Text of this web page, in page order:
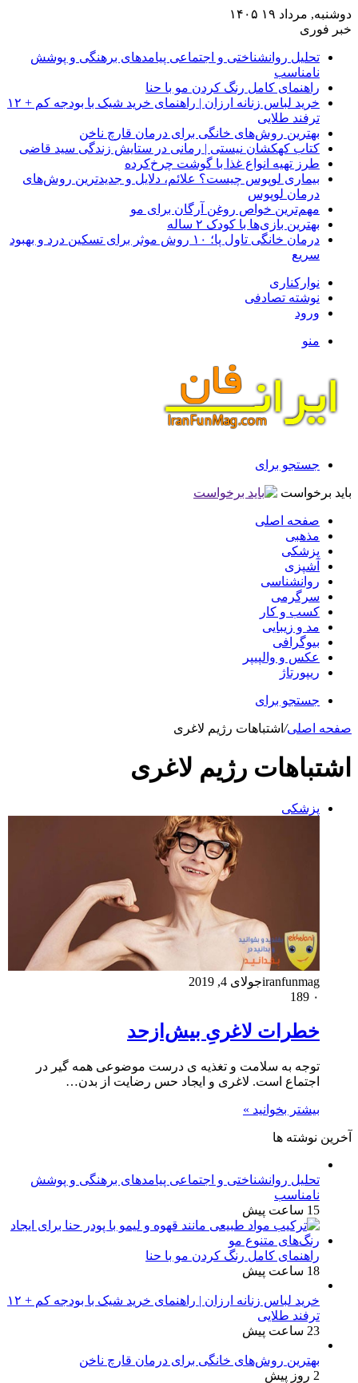
دوشنبه, مرداد ۱۹ ۱۴۰۵
خبر فوری
تحلیل روانشناختی و اجتماعی پیامدهای برهنگی و پوشش
نامناسب
راهنمای کامل رنگ کردن مو با حنا
خرید لباس زنانه ارزان | راهنمای خرید شیک با بودجه کم + ۱۲
ترفند طلایی
بهترین روش‌های خانگی برای درمان قارچ ناخن
کتاب کهکشان نیستی | رمانی در ستایش زندگی سید قاضی
طرز تهیه انواع غذا با گوشت چرخ‌کرده
بیماری لوپوس چیست؟ علائم، دلایل و جدیدترین روش‌های
درمان لوپوس
مهم‌ترین خواص روغن آرگان برای مو
بهترین بازی‌ها با کودک ۲ ساله
درمان خانگی تاول پا؛ ۱۰ روش موثر برای تسکین درد و بهبود
سریع
نوارکناری
نوشته تصادفی
ورود
منو
جستجو برای
باید برخواست
صفحه اصلی
مذهبی
پزشکی
آشپزی
روانشناسی
سرگرمی
کسب و کار
مد و زیبایی
بیوگرافی
عکس و والپیپر
ریپورتاژ
جستجو برای
صفحه اصلی/ اشتباهات رژیم لاغری
اشتباهات رژیم لاغری
پزشکی
iranfunmagجولای 4, 2019
۰
خطرات لاغریِ بیش‌ازحد
توجه به سلامت و تغذیه ی درست موضوعی همه گیر در
اجتماع است. لاغری و ایجاد حس رضایت از بدن…
بیشتر بخوانید »
آخرین نوشته ها
تحلیل روانشناختی و اجتماعی پیامدهای برهنگی و پوشش
نامناسب
15 ساعت پیش
راهنمای کامل رنگ کردن مو با حنا
18 ساعت پیش
خرید لباس زنانه ارزان | راهنمای خرید شیک با بودجه کم + ۱۲
ترفند طلایی
23 ساعت پیش
بهترین روش‌های خانگی برای درمان قارچ ناخن
2 روز پیش